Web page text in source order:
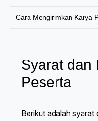
Cara Mengirimkan Karya
Syarat dan
Peserta
Berikut adalah syarat